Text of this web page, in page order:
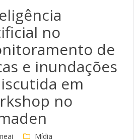
no
de
e inundações
em
no
Mídia